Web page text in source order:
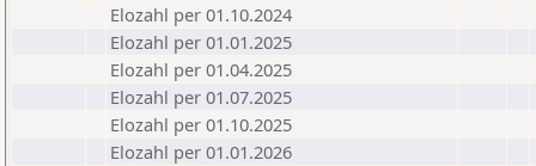
Elozahl per 01.10.2024
Elozahl per 01.01.2025
Elozahl per 01.04.2025
Elozahl per 01.07.2025
Elozahl per 01.10.2025
Elozahl per 01.01.2026